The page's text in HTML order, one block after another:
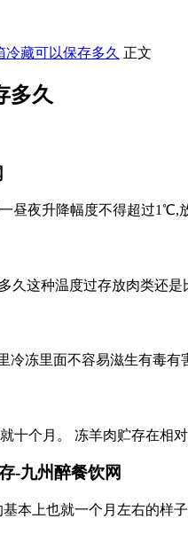
冷藏可以保存多久 正文
多久
昼夜升降幅度不得超过1℃,
久这种温度过存放肉类还
冻里面不容易滋生有毒
个月。 冻羊肉贮存在相
-九州醉餐饮网
本上也就一个月左右的样